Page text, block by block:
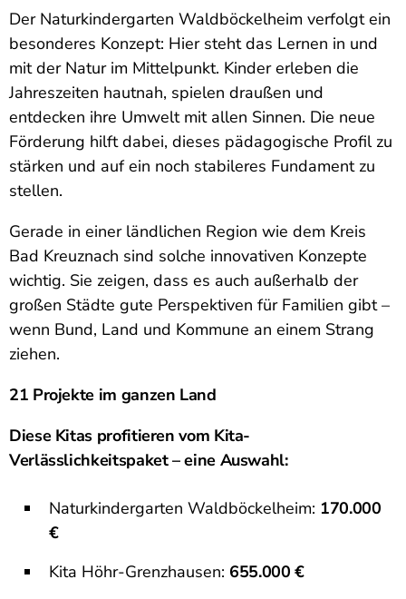
Der Naturkindergarten Waldböckelheim verfolgt ein
besonderes Konzept: Hier steht das Lernen in und
mit der Natur im Mittelpunkt. Kinder erleben die
Jahreszeiten hautnah, spielen draußen und
entdecken ihre Umwelt mit allen Sinnen. Die neue
Förderung hilft dabei, dieses pädagogische Profil zu
stärken und auf ein noch stabileres Fundament zu
stellen.
Gerade in einer ländlichen Region wie dem Kreis
Bad Kreuznach sind solche innovativen Konzepte
wichtig. Sie zeigen, dass es auch außerhalb der
großen Städte gute Perspektiven für Familien gibt –
wenn Bund, Land und Kommune an einem Strang
ziehen.
21 Projekte im ganzen Land
Diese Kitas profitieren vom Kita-
Verlässlichkeitspaket – eine Auswahl:
Naturkindergarten Waldböckelheim: 170.000
€
Kita Höhr-Grenzhausen: 655.000 €